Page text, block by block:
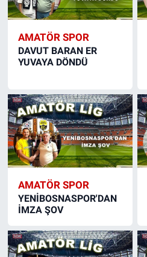
AMATÖR SPOR
DAVUT BARAN ER
YUVAYA DÖNDÜ
AMATÖR SPOR
YENİBOSNASPOR'DAN
İMZA ŞOV